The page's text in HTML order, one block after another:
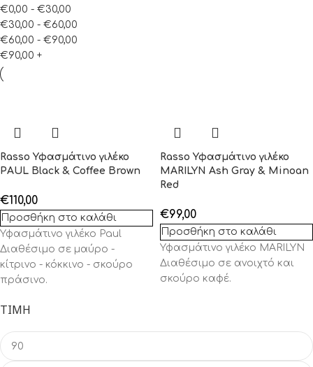
ΤΙΜΉ
€0,00 - €30,00
€30,00 - €60,00
€60,00 - €90,00
€90,00 +
Rasso Υφασμάτινo γιλέκο
PAUL Black & Coffee Brown
€110,00
Προσθήκη στο καλάθι
Υφασμάτινο γιλέκο Paul
Διαθέσιμο σε μαύρο -
κίτρινο - κόκκινο - σκούρο
πράσινο.
Rasso Υφασμάτινo γιλέκο
MARILYN Ash Gray & Minoan
Red
€99,00
Προσθήκη στο καλάθι
Υφασμάτινo γιλέκο MARILYN
Διαθέσιμο σε ανοιχτό και
σκούρο καφέ.